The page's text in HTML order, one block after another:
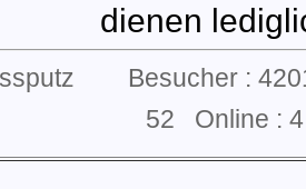
dienen
Besucher :
52 Online